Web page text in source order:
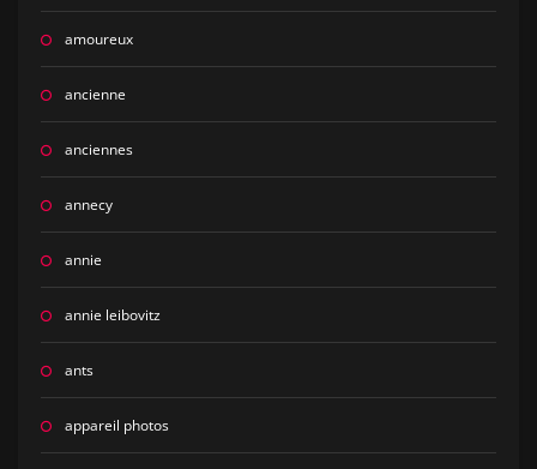
amoureux
ancienne
anciennes
annecy
annie
annie leibovitz
ants
appareil photos